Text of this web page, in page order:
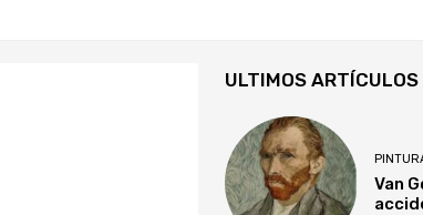
ULTIMOS ARTÍCULOS
Van